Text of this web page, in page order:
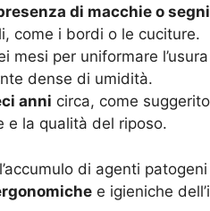
di macchie o
come i bordi o le cuciture.
mesi per uniformare
dense di umidità.
anni circa, come
e la qualità del riposo.
di agenti
e igieniche